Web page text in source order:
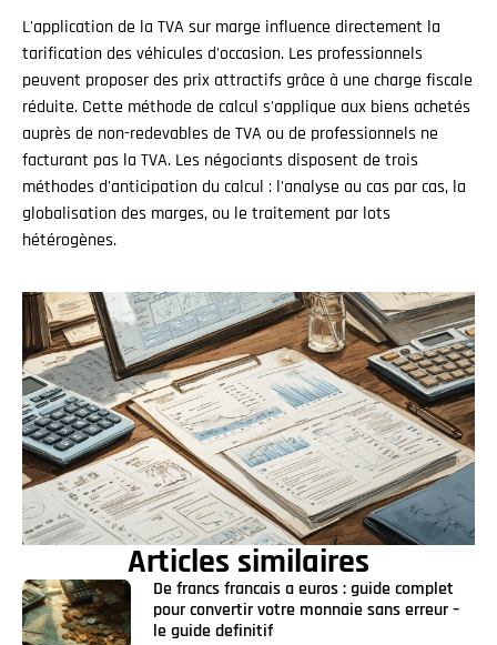
L'application de la TVA sur marge influence directement la
tarification des véhicules d'occasion. Les professionnels
peuvent proposer des prix attractifs grâce à une charge fiscale
réduite. Cette méthode de calcul s'applique aux biens achetés
auprès de non-redevables de TVA ou de professionnels ne
facturant pas la TVA. Les négociants disposent de trois
méthodes d'anticipation du calcul : l'analyse au cas par cas, la
globalisation des marges, ou le traitement par lots
hétérogènes.
Articles similaires
De francs francais a euros : guide complet
pour convertir votre monnaie sans erreur –
le guide definitif